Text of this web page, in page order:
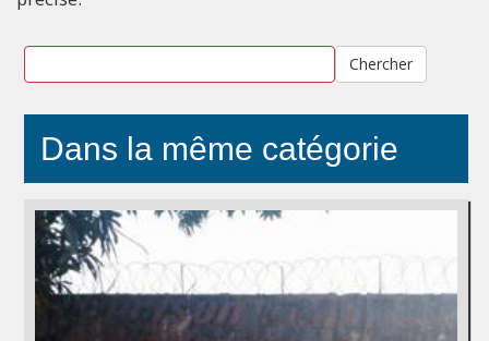
Chercher
Dans la même catégorie